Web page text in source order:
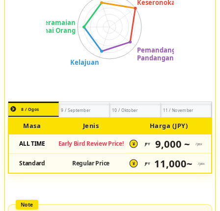
8 / Ogos 9 / September 10 / Oktober 11 / November
Masa Jenis Harga (JPY)
ALL TIME Early Bird Review Price! ¥ JPY 9,000 ~ /pax
Standard Regular Price ¥ JPY 11,000~ /pax